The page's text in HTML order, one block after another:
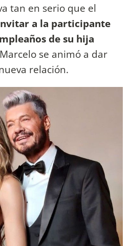
tan en serio que el
a la participante
de su hija
se animó a dar
relación.